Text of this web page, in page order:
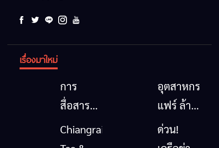
เรื่องมาใหม่
การ
สื่อสาร
โทรคมนาคม
กรณีภัย
อุตสาหกรรม
แฟร์ ล้าน
นาตะวัน
ออก
Chiangrai
ด่วน!